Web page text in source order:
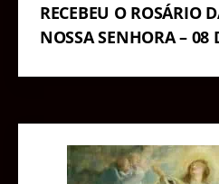
RECEBEU O ROSÁRIO
NOSSA SENHORA – 08